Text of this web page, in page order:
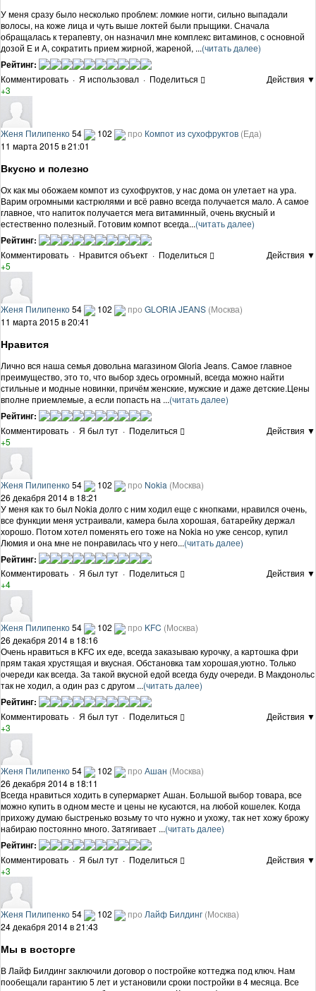
У меня сразу было несколько проблем: ломкие ногти, сильно выпадали
волосы, на коже лица и чуть выше локтей были прыщики. Сначала
обращалась к терапевту, он назначил мне комплекс витаминов, с основной
дозой Е и А, сократить прием жирной, жареной, ...(читать далее)
Рейтинг:
Комментировать · Я использовал · Поделиться
Действия ▼
+3
Женя Пилипенко54 102 про Компот из сухофруктов (Еда)
11 марта 2015 в 21:01
Вкусно и полезно
Ох как мы обожаем компот из сухофруктов, у нас дома он улетает на ура.
Варим огромными кастрюлями и всё равно всегда получается мало. А самое
главное, что напиток получается мега витаминный, очень вкусный и
естественно полезный. Готовим компот всегда...(читать далее)
Рейтинг:
Комментировать · Нравится объект · Поделиться
Действия ▼
+5
Женя Пилипенко54 102 про GLORIA JEANS (Москва)
11 марта 2015 в 20:41
Нравится
Лично вся наша семья довольна магазином Gloria Jeans. Самое главное
преимущество, это то, что выбор здесь огромный, всегда можно найти
стильные и модные новинки, причём женские, мужские и даже детские.Цены
вполне приемлемые, а если попасть на ...(читать далее)
Рейтинг:
Комментировать · Я был тут · Поделиться
Действия ▼
+5
Женя Пилипенко54 102 про Nokia (Москва)
26 декабря 2014 в 18:21
У меня как то был Nokia долго с ним ходил еще с кнопками, нравился очень,
все функции меня устраивали, камера была хорошая, батарейку держал
хорошо. Потом хотел поменять его тоже на Nokia но уже сенсор, купил
Люмия и она мне не понравилась что у него...(читать далее)
Рейтинг:
Комментировать · Я был тут · Поделиться
Действия ▼
+4
Женя Пилипенко54 102 про KFC (Москва)
26 декабря 2014 в 18:16
Очень нравиться в KFC их еде, всегда заказываю курочку, а картошка фри
прям такая хрустящая и вкусная. Обстановка там хорошая,уютно. Только
очереди как всегда. За такой вкусной едой всегда буду очереди. В Макдонольс
так не ходил, а один раз с другом ...(читать далее)
Рейтинг:
Комментировать · Я был тут · Поделиться
Действия ▼
+3
Женя Пилипенко54 102 про Ашан (Москва)
26 декабря 2014 в 18:11
Всегда нравиться ходить в супермаркет Ашан. Большой выбор товара, все
можно купить в одном месте и цены не кусаются, на любой кошелек. Когда
прихожу думаю быстренько возьму то что нужно и ухожу, так нет хожу брожу
набираю постоянно много. Затягивает ...(читать далее)
Рейтинг:
Комментировать · Я был тут · Поделиться
Действия ▼
+3
Женя Пилипенко54 102 про Лайф Билдинг (Москва)
24 декабря 2014 в 21:43
Мы в восторге
В Лайф Билдинг заключили договор о постройке коттеджа под ключ. Нам
пообещали гарантию 5 лет и установили сроки постройки в 4 месяца. Все